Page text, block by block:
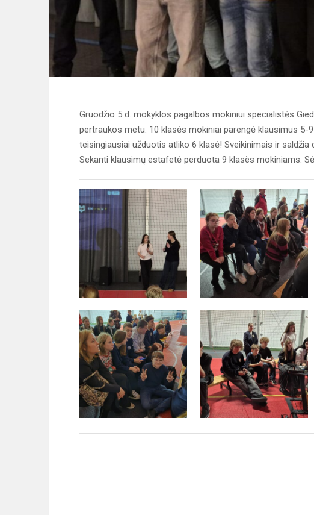
Gruodžio 5 d. mokyklos pagalbos mokiniui specialistės
pertraukos metu. 10 klasės mokiniai parengė klausimus
teisingiausiai užduotis atliko 6 klasė! Sveikinimais ir
Sekanti klausimų estafetė perduota 9 klasès mokiniams.